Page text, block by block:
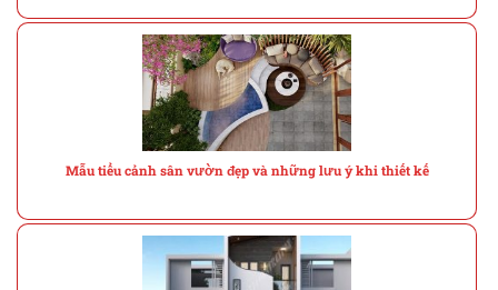
Mẫu tiểu cảnh sân vườn đẹp và những lưu ý khi thiết kế